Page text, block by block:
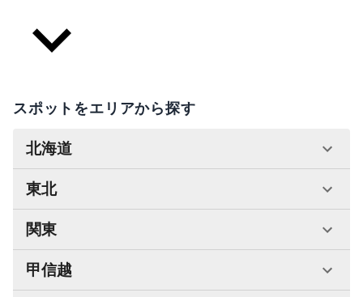
スポットをエリアから探す
北海道
東北
関東
甲信越